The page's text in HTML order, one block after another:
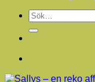
Sök
efter: